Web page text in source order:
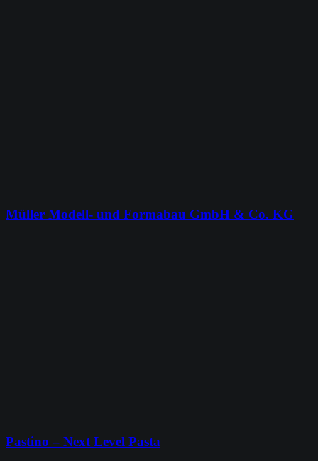
Müller Modell- und Formabau GmbH & Co. KG
Pastino – Next Level Pasta